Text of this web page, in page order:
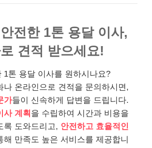
전한 1톤 용달 이사,
견적 받으세요!
1톤 용달 이사를 원하시나요?
나 온라인으로 견적을 문의하시면,
가들이 신속하게 답변을 드립니다.
사 계획 을 수립하여 시간과 비용을
록 도와드리고, 안전하고 효율적인
만족도 높은 서비스를 제공합니